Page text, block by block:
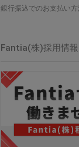
銀行振込でのお支払い方
Fantia(株)採用情報